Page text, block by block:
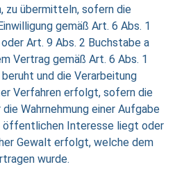
zu übermitteln, sofern die
gemäß Art. 6 Abs. 1
Art. 9 Abs. 2 Buchstabe a
Vertrag gemäß Art. 6 Abs. 1
und die Verarbeitung
Verfahren erfolgt, sofern die
Wahrnehmung einer Aufgabe
öffentlichen Interesse liegt oder
Gewalt erfolgt, welche dem
wurde.